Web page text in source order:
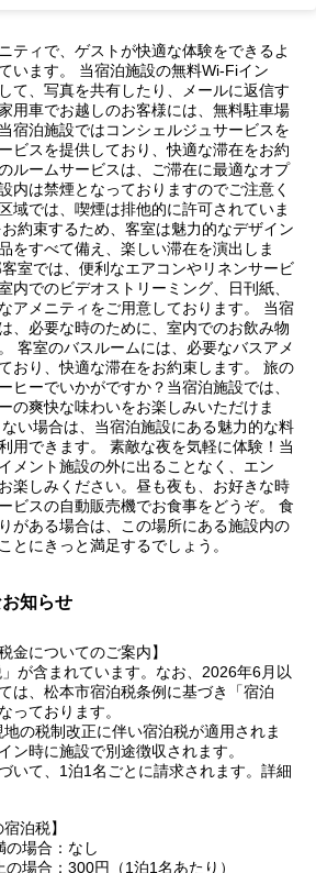
ティで、ゲストが快適な体験をできるよ
います。 当宿泊施設の無料Wi-Fiイン
て、写真を共有したり、メールに返信す
用車でお越しのお客様には、無料駐車場
宿泊施設ではコンシェルジュサービスを
ビスを提供しており、快適な滞在をお約
ルームサービスは、ご滞在に最適なオプ
内は禁煙となっておりますのでご注意く
域では、喫煙は排他的に許可されていま
約束するため、客室は魅力的なデザイン
をすべて備え、楽しい滞在を演出しま
室では、便利なエアコンやリネンサービ
内でのビデオストリーミング、日刊紙、
アメニティをご用意しております。 当宿
、必要な時のために、室内でのお飲み物
客室のバスルームには、必要なバスアメ
おり、快適な滞在をお約束します。 旅の
ヒーでいかがですか？当宿泊施設では、
の爽快な味わいをお楽しみいただけま
い場合は、当宿泊施設にある魅力的な料
用できます。 素敵な夜を気軽に体験！当
メント施設の外に出ることなく、エン
楽しみください。昼も夜も、お好きな時
ビスの自動販売機でお食事をどうぞ。 食
がある場合は、この場所にある施設内の
とにきっと満足するでしょう。
知らせ
金についてのご案内】
が含まれています。なお、2026年6月以
は、松本市宿泊税条例に基づき「宿泊
っております。
の税制改正に伴い宿泊税が適用されま
ン時に施設で別途徴収されます。
いて、1泊1名ごとに請求されます。詳細
泊税】
の場合：なし
場合：300円（1泊1名あたり）